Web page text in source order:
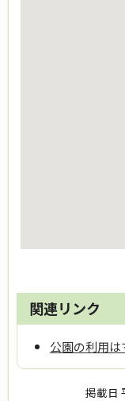
関連リンク
公園の利用は
掲載日